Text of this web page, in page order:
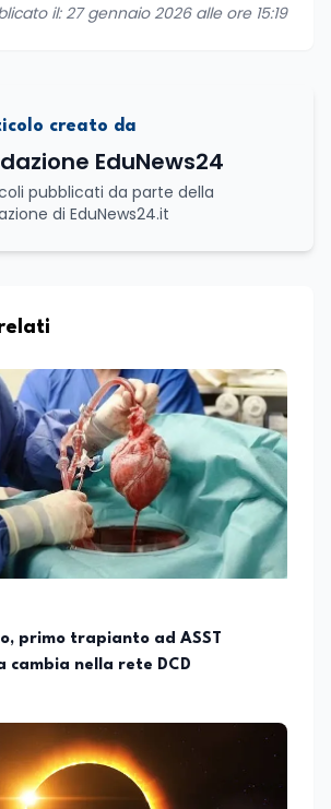
il: 27 gennaio 2026 alle ore 15:19
creato da
EduNews24
pubblicati da parte della
di EduNews24.it
primo trapianto ad ASST
cambia nella rete DCD